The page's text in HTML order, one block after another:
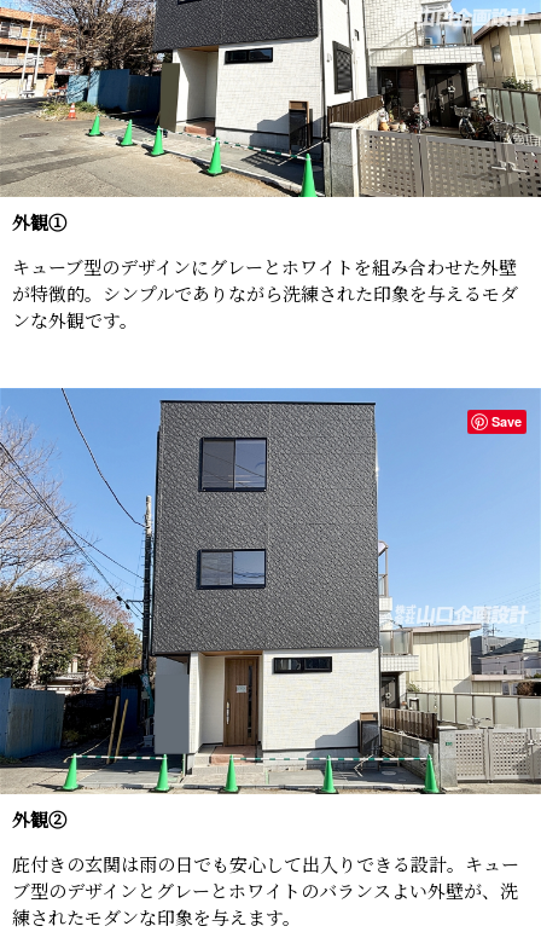
外観①
キューブ型のデザインにグレーとホワイトを組み合わせた外壁
が特徴的。シンプルでありながら洗練された印象を与えるモダ
ンな外観です。
外観②
庇付きの玄関は雨の日でも安心して出入りできる設計。キュー
ブ型のデザインとグレーとホワイトのバランスよい外壁が、洗
練されたモダンな印象を与えます。
Save